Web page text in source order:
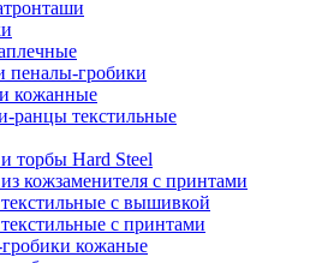
пеналы-гробики
кожанные
ранцы текстильные
торбы Hard Steel
кожзаменителя с принтами
с вышивкой
с принтами
кожаные